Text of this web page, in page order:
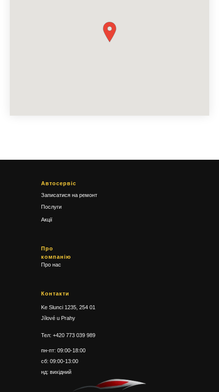
Автосервіс
Записатися на ремонт
Про
компанію
Про нас
Контакти
пн-пт: 09:00-18:00
сб: 09:00-13:00
нд: вихідний
Послуги
Акції
Ke Slunci 1235, 254 01
Jílové u Prahy
Тел: +420 773 039 989